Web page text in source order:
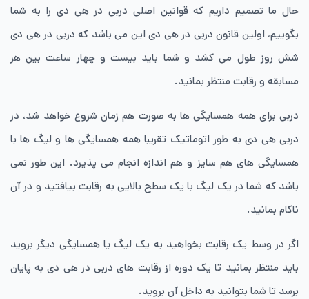
حال ما تصمیم داریم که قوانین اصلی دربی در هی دی را به شما
بگوییم، اولین قانون دربی در هی دی این می باشد که دربی در هی دی
شش روز طول می کشد و شما باید بیست و چهار ساعت بین هر
مسابقه و رقابت منتظر بمانید.
دربی برای همه همسایگی ها به صورت هم زمان شروع خواهد شد، در
دربی هی دی به طور اتوماتیک تقریبا همه همسایگی ها و لیگ ها با
همسایگی های هم سایز و هم اندازه انجام می پذیرد. این طور نمی
باشد که شما در یک لیگ با یک سطح بالایی به رقابت بیافتید و در آن
ناکام بمانید.
اگر در وسط یک رقابت بخواهید به یک لیگ یا همسایگی دیگر بروید
باید منتظر بمانید تا یک دوره از رقابت های دربی در هی دی به پایان
برسد تا شما بتوانید به داخل آن بروید.